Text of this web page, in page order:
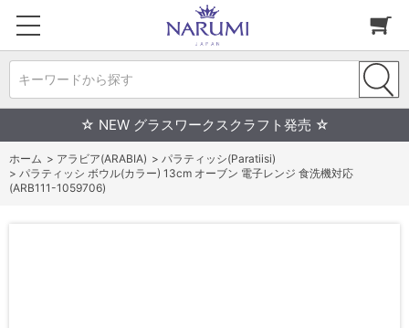
キーワードから探す
☆ NEW グラスワークスクラフト発売 ☆
ホーム > アラビア(ARABIA) > パラティッシ(Paratiisi)
> パラティッシ ボウル(カラー) 13cm オーブン 電子レンジ 食洗機対応
(ARB111-1059706)